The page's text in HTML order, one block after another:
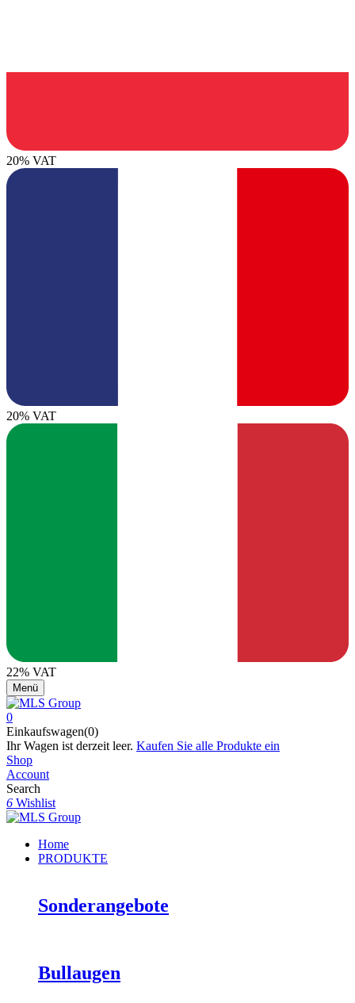
20% VAT
20% VAT
22% VAT
Menü
0
Einkaufswagen(0)
Ihr Wagen ist derzeit leer. Kaufen Sie alle Produkte ein
Shop
Account
Search
6 Wishlist
Home
PRODUKTE
Sonderangebote
Bullaugen